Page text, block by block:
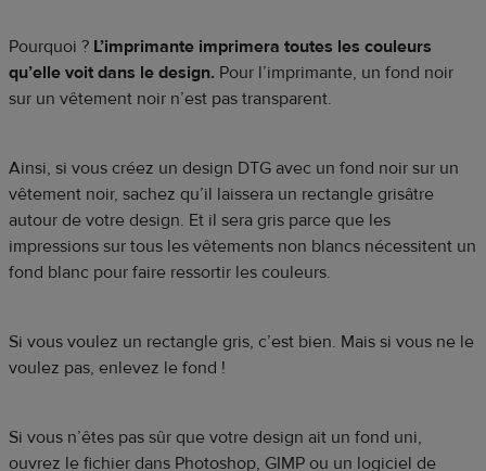
Pourquoi ? L’imprimante imprimera toutes les couleurs
qu’elle voit dans le design. Pour l’imprimante, un fond noir
sur un vêtement noir n’est pas transparent.
Ainsi, si vous créez un design DTG avec un fond noir sur un
vêtement noir, sachez qu’il laissera un rectangle grisâtre
autour de votre design. Et il sera gris parce que les
impressions sur tous les vêtements non blancs nécessitent un
fond blanc pour faire ressortir les couleurs.
Si vous voulez un rectangle gris, c’est bien. Mais si vous ne le
voulez pas, enlevez le fond !
Si vous n’êtes pas sûr que votre design ait un fond uni,
ouvrez le fichier dans Photoshop, GIMP ou un logiciel de